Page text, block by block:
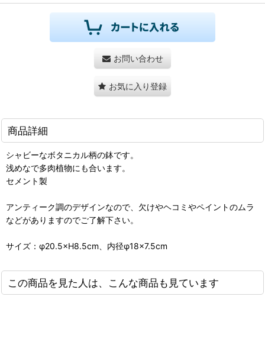
お問い合わせ
お気に入り登録
商品詳細
シャビーなボタニカル柄の鉢です。
浅めなで多肉植物にも合います。
セメント製
アンティーク調のデザインなので、欠けやヘコミやペイントのムラ
などがありますのでご了解下さい。
サイズ：φ20.5×H8.5cm、内径φ18×7.5cm
この商品を見た人は、こんな商品も見ています